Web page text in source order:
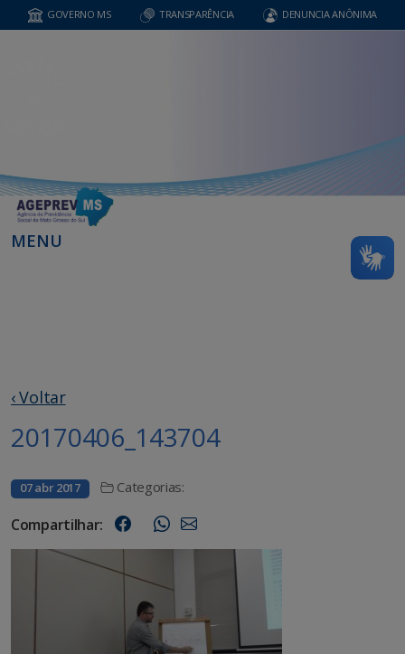
GOVERNO MS TRANSPARÊNCIA DENUNCIA ANÔNIMA
MENU
‹ Voltar
20170406_143704
07 abr 2017 Categorias:
Compartilhar: